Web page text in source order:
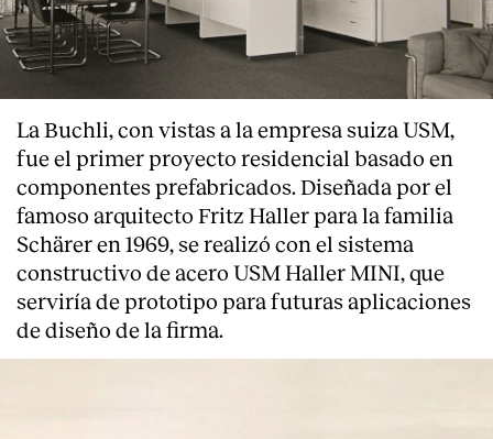
La Buchli, con vistas a la empresa suiza USM,
fue el primer proyecto residencial basado en
componentes prefabricados. Diseñada por el
famoso arquitecto Fritz Haller para la familia
Schärer en 1969, se realizó con el sistema
constructivo de acero USM Haller MINI, que
serviría de prototipo para futuras aplicaciones
de diseño de la firma.